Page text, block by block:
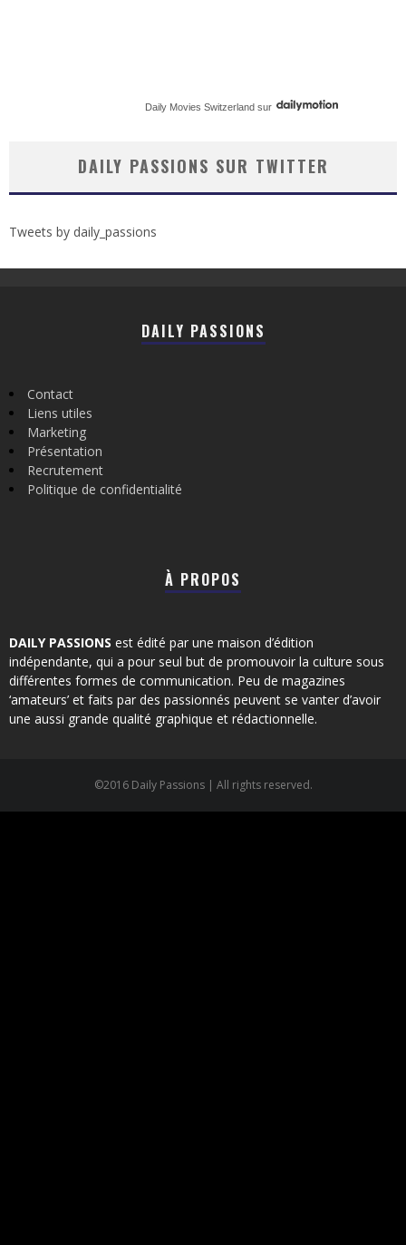
Daily Movies Switzerland sur
DAILY PASSIONS SUR TWITTER
Tweets by daily_passions
DAILY PASSIONS
Contact
Liens utiles
Marketing
Présentation
Recrutement
Politique de confidentialité
À PROPOS
DAILY PASSIONS est édité par une maison d’édition
indépendante, qui a pour seul but de promouvoir la culture sous
différentes formes de communication. Peu de magazines
‘amateurs’ et faits par des passionnés peuvent se vanter d’avoir
une aussi grande qualité graphique et rédactionnelle.
©2016 Daily Passions | All rights reserved.